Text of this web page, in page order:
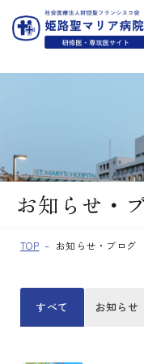
お知らせ・
TOP お知らせ・ブログ
すべて お知らせ